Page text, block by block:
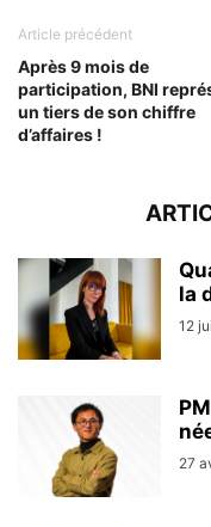
Article précédent
Après 9 mois de
participation, BNI
un tiers de son chiffre
d’affaires !
la
12
27